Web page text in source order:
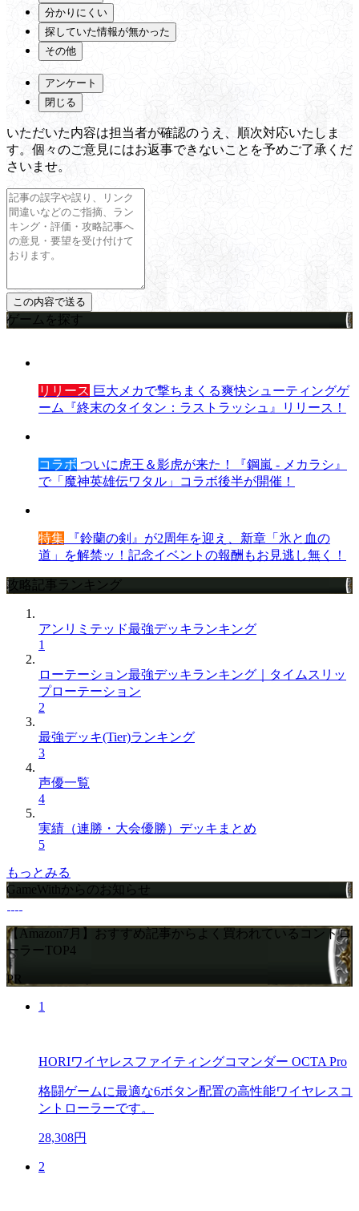
分かりにくい
探していた情報が無かった
その他
アンケート
閉じる
いただいた内容は担当者が確認のうえ、順次対応いたしま
す。個々のご意見にはお返事できないことを予めご了承くだ
さいませ。
ゲームを探す
リリース 巨大メカで撃ちまくる爽快シューティングゲ
ーム『終末のタイタン：ラストラッシュ』リリース！
コラボ ついに虎王＆影虎が来た！『鋼嵐 - メカラシ』
で「魔神英雄伝ワタル」コラボ後半が開催！
特集 『鈴蘭の剣』が2周年を迎え、新章「氷と血の
道」を解禁ッ！記念イベントの報酬もお見逃し無く！
攻略記事ランキング
アンリミテッド最強デッキランキング
1
ローテーション最強デッキランキング｜タイムスリッ
プローテーション
2
最強デッキ(Tier)ランキング
3
声優一覧
4
実績（連勝・大会優勝）デッキまとめ
5
もっとみる
GameWithからのお知らせ
【Amazon7月】おすすめ記事からよく買われているコントロ
ーラーTOP4
PR
1
HORIワイヤレスファイティングコマンダー OCTA Pro
格闘ゲームに最適な6ボタン配置の高性能ワイヤレスコ
ントローラーです。
28,308円
2